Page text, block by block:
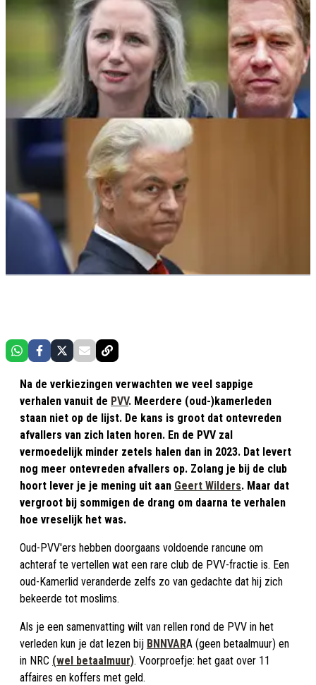
Na de verkiezingen verwachten we veel sappige
verhalen vanuit de PVV. Meerdere (oud-)kamerleden
staan niet op de lijst. De kans is groot dat ontevreden
afvallers van zich laten horen. En de PVV zal
vermoedelijk minder zetels halen dan in 2023. Dat levert
nog meer ontevreden afvallers op. Zolang je bij de club
hoort lever je je mening uit aan Geert Wilders. Maar dat
vergroot bij sommigen de drang om daarna te verhalen
hoe vreselijk het was.
Oud-PVV'ers hebben doorgaans voldoende rancune om
achteraf te vertellen wat een rare club de PVV-fractie is. Een
oud-Kamerlid veranderde zelfs zo van gedachte dat hij zich
bekeerde tot moslims.
Als je een samenvatting wilt van rellen rond de PVV in het
verleden kun je dat lezen bij BNNVARA (geen betaalmuur) en
in NRC (wel betaalmuur). Voorproefje: het gaat over 11
affaires en koffers met geld.